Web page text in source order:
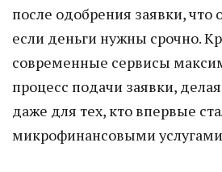
после одобрения заявки, что
если деньги нужны срочно.
современные сервисы
процесс подачи заявки,
даже для тех, кто впервые
микрофинансовыми